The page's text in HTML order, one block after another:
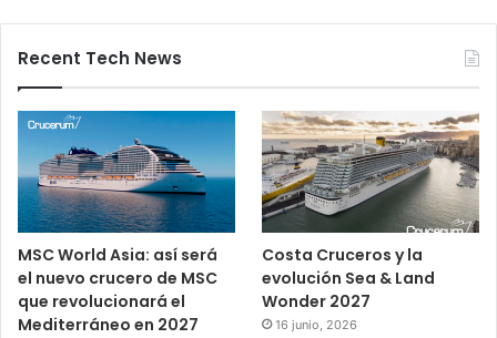
Recent Tech News
MSC World Asia: así será
el nuevo crucero de MSC
que revolucionará el
Mediterráneo en 2027
Costa Cruceros y la
evolución Sea & Land
Wonder 2027
16 junio, 2026